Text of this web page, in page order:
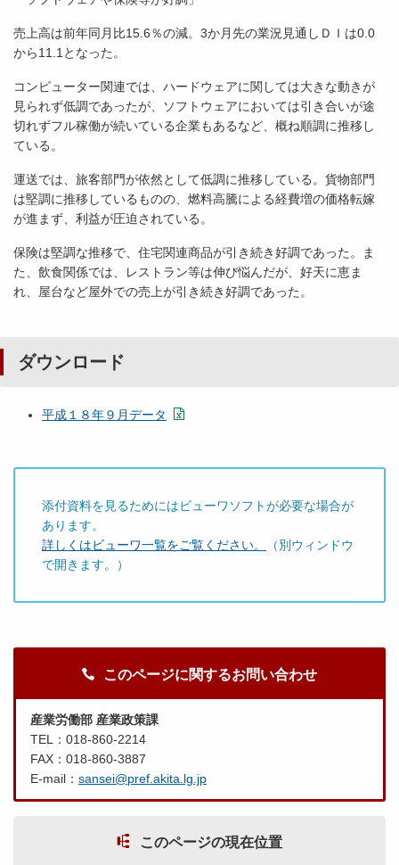
売上高は前年同月比15.6％の減。3か月先の業況見通しＤＩは0.0
から11.1となった。
コンピューター関連では、ハードウェアに関しては大きな動きが
見られず低調であったが、ソフトウェアにおいては引き合いが途
切れずフル稼働が続いている企業もあるなど、概ね順調に推移し
ている。
運送では、旅客部門が依然として低調に推移している。貨物部門
は堅調に推移しているものの、燃料高騰による経費増の価格転嫁
が進まず、利益が圧迫されている。
保険は堅調な推移で、住宅関連商品が引き続き好調であった。ま
た、飲食関係では、レストラン等は伸び悩んだが、好天に恵ま
れ、屋台など屋外での売上が引き続き好調であった。
ダウンロード
平成１８年９月データ
添付資料を見るためにはビューワソフトが必要な場合が
あります。
詳しくはビューワ一覧をご覧ください。
（別ウィンドウ
で開きます。）
このページに関するお問い合わせ
産業労働部 産業政策課
TEL：018-860-2214
FAX：018-860-3887
E-mail： sansei@pref.akita.lg.jp
このページの現在位置